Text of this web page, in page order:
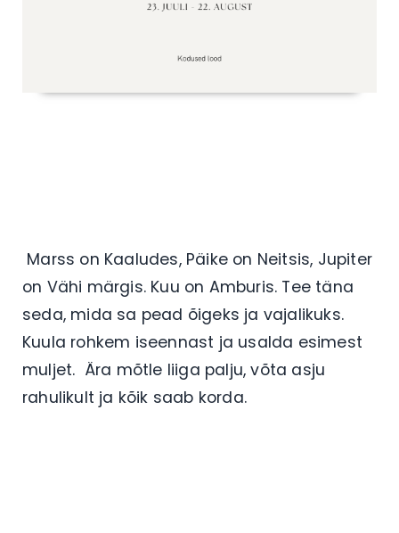
Marss on Kaaludes, Päike on Neitsis, Jupiter
on Vähi märgis. Kuu on Amburis. Tee täna
seda, mida sa pead õigeks ja vajalikuks.
Kuula rohkem iseennast ja usalda esimest
muljet. Ära mõtle liiga palju, võta asju
rahulikult ja kõik saab korda.